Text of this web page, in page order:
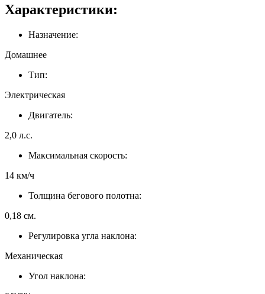
Характеристики:
Назначение:
Домашнее
Тип:
Электрическая
Двигатель:
2,0 л.с.
Максимальная скорость:
14 км/ч
Толщина бегового полотна:
0,18 см.
Регулировка угла наклона:
Механическая
Угол наклона: